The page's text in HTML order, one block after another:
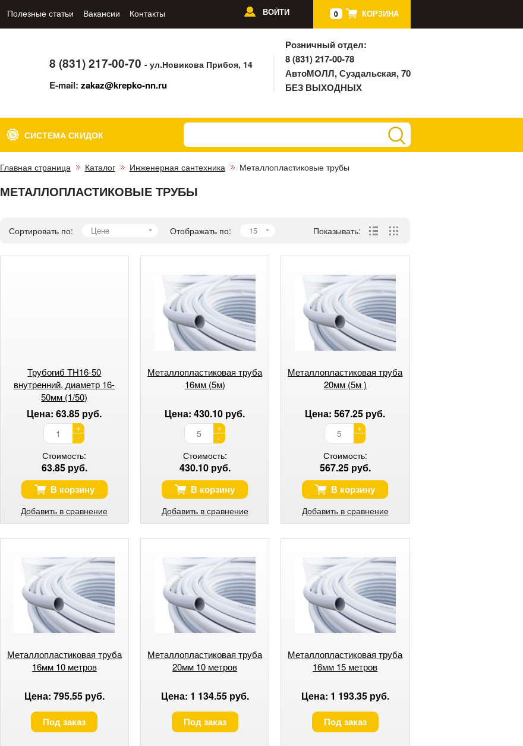
Полезные статьи Вакансии Контакты 0 КОРЗИНА
ВОЙТИ
8 (831) 217-00-70- ул.Новикова Прибоя, 14
E-mail:zakaz@krepko-nn.ru
Розничный отдел:
8 (831) 217-00-78
АвтоМОЛЛ, Суздальская, 70
БЕЗ ВЫХОДНЫХ
СИСТЕМА СКИДОК
Главная страница Каталог Инженерная сантехника Металлопластиковые трубы
МЕТАЛЛОПЛАСТИКОВЫЕ ТРУБЫ
Сортировать по: Цене Отображать по: 15 Показывать:
Трубогиб ТН16-50
внутренний, диаметр 16-
50мм (1/50)
Цена: 63.85 руб.
+
-
Стоимость:
63.85 руб.
В корзину
Добавить в сравнение
Металлопластиковая труба
16мм (5м)
Цена: 430.10 руб.
+
-
Стоимость:
430.10 руб.
В корзину
Добавить в сравнение
Металлопластиковая труба
20мм (5м )
Цена: 567.25 руб.
+
-
Стоимость:
567.25 руб.
В корзину
Добавить в сравнение
Металлопластиковая труба
16мм 10 метров
Цена: 795.55 руб.
Под заказ
Металлопластиковая труба
20мм 10 метров
Цена: 1 134.55 руб.
Под заказ
Металлопластиковая труба
16мм 15 метров
Цена: 1 193.35 руб.
Под заказ